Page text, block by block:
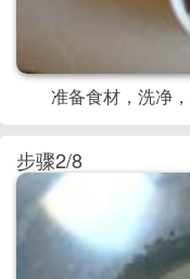
准备食材，洗净
步骤2/8